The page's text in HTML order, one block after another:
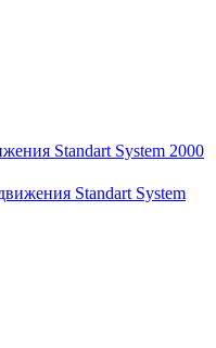
Standart System 2000